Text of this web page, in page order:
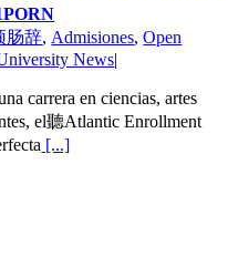
肠辞, Admisiones,Open
News|
carrera en ciencias, artes
el聽Atlantic Enrollment
[...]